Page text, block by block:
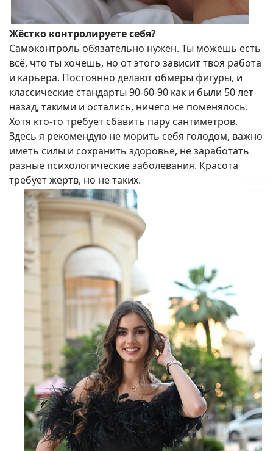
Жёстко контролируете себя?
Самоконтроль обязательно нужен. Ты можешь есть
всё, что ты хочешь, но от этого зависит твоя работа
и карьера. Постоянно делают обмеры фигуры, и
классические стандарты 90-60-90 как и были 50 лет
назад, такими и остались, ничего не поменялось.
Хотя кто-то требует сбавить пару сантиметров.
Здесь я рекомендую не морить себя голодом, важно
иметь силы и сохранить здоровье, не заработать
разные психологические заболевания. Красота
требует жертв, но не таких.